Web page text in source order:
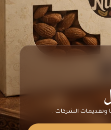
وتقديمات الشركات .